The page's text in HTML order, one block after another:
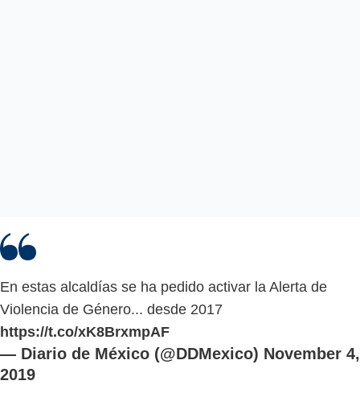
En estas alcaldías se ha pedido activar la Alerta de
Violencia de Género... desde 2017
https://t.co/xK8BrxmpAF
— Diario de México (@DDMexico) November 4,
2019